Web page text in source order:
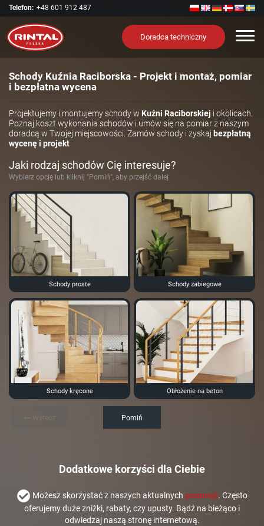
Telefon: +48 601 912 487
Doradca techniczny
Schody Kuźnia Raciborska - Projekt i montaż, pomiar
i bezpłatna wycena
Projektujemy i montujemy schody w Kuźni Raciborskiej i okolicach.
Poznaj koszt wykonania schodów i umów się na pomiar z naszym
doradcą w Twojej miejscowości. Zamów schody i zyskaj bezpłatną
wycenę i projekt
Jaki rodzaj schodów Cię interesuje?
Wybierz opcję lub kliknij "Pomiń", aby przejść dalej
Schody proste Schody zabiegowe
Schody kręcone Obłożenie na beton
Pomiń
Dodatkowe korzyści dla Ciebie
Możesz skorzystać z naszych aktualnych promocji. Często
oferujemy duże zniżki, rabaty, czy upusty. Bądź na bieżąco i
odwiedzaj naszą stronę internetową.